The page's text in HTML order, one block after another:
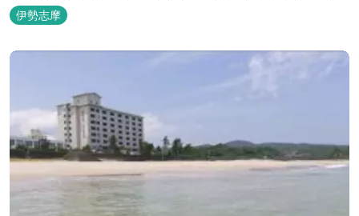
溢れる客室。 客室に一歩入れば全室海に面したオーシャンフロン
ト。 颯爽とした広いプライベートドッグランと青色に輝く英虞湾を
眺める最高のロケーション。 ▸インクルーシブサービスのお部屋
伊勢志摩